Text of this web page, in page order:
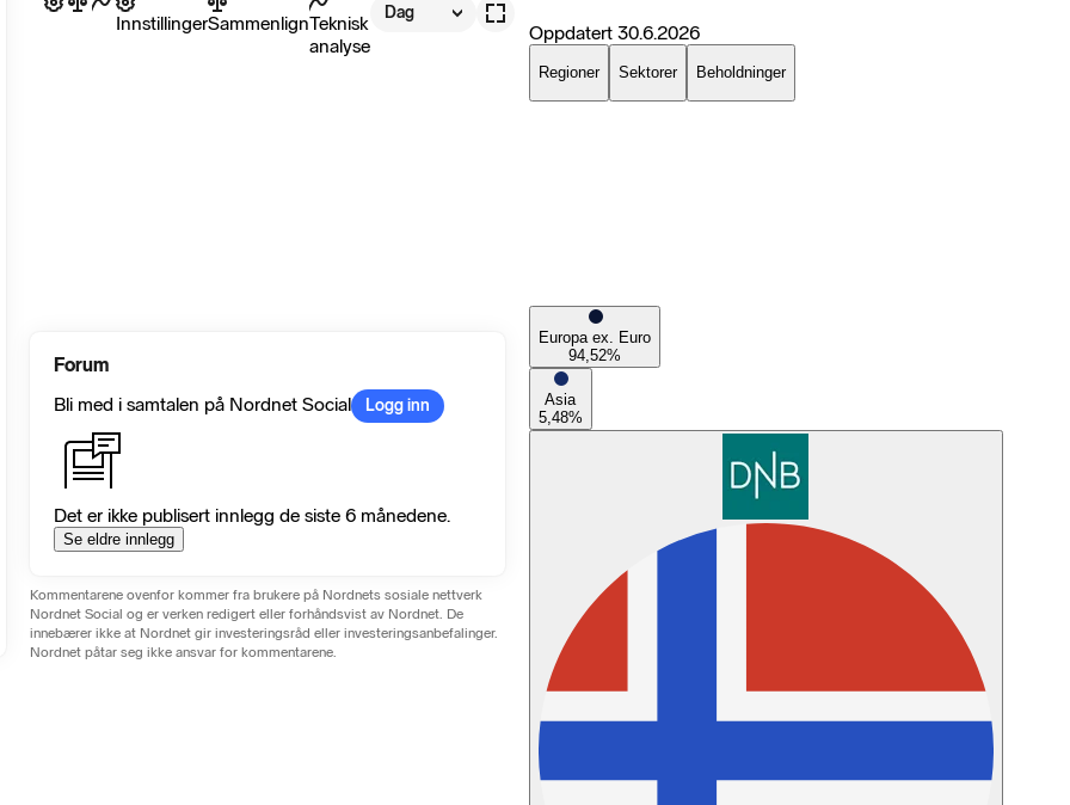
InnstillingerSammenlignTeknisk
analyse
Dag
Forum
Bli med i samtalen på Nordnet Social
Logg inn
Det er ikke publisert innlegg de siste 6 månedene.
Se eldre innlegg
Kommentarene ovenfor kommer fra brukere på Nordnets sosiale nettverk
Nordnet Social og er verken redigert eller forhåndsvist av Nordnet. De
innebærer ikke at Nordnet gir investeringsråd eller investeringsanbefalinger.
Nordnet påtar seg ikke ansvar for kommentarene.
Oppdatert 30.6.2026
Regioner Sektorer Beholdninger
Europa ex. Euro
94,52%
Asia
5,48%